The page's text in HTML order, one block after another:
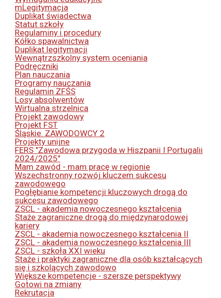
mLegitymacja
Duplikat świadectwa
Statut szkoły
Regulaminy i procedury
Kółko spawalnictwa
Duplikat legitymacji
Wewnątrzszkolny system oceniania
Podręczniki
Plan nauczania
Programy nauczania
Regulamin ZFŚS
Losy absolwentów
Wirtualna strzelnica
Projekt zawodowy
Projekt FST
Śląskie. ZAWODOWCY 2
Projekty unijne
FERS "Zawodowa przygoda w Hiszpanii I Portugalii
2024/2025"
Mam zawód - mam pracę w regionie
Wszechstronny rozwój kluczem sukcesu
zawodowego
Pogłębianie kompetencji kluczowych drogą do
sukcesu zawodowego
ZSCL - akademia nowoczesnego kształcenia
Staże zagraniczne drogą do międzynarodowej
kariery
ZSCL - akademia nowoczesnego kształcenia II
ZSCL - akademia nowoczesnego kształcenia III
ZSCL - szkoła XXI wieku
Staże i praktyki zagraniczne dla osób kształcących
się i szkolących zawodowo
Większe kompetencje - szersze perspektywy
Gotowi na zmiany
Rekrutacja